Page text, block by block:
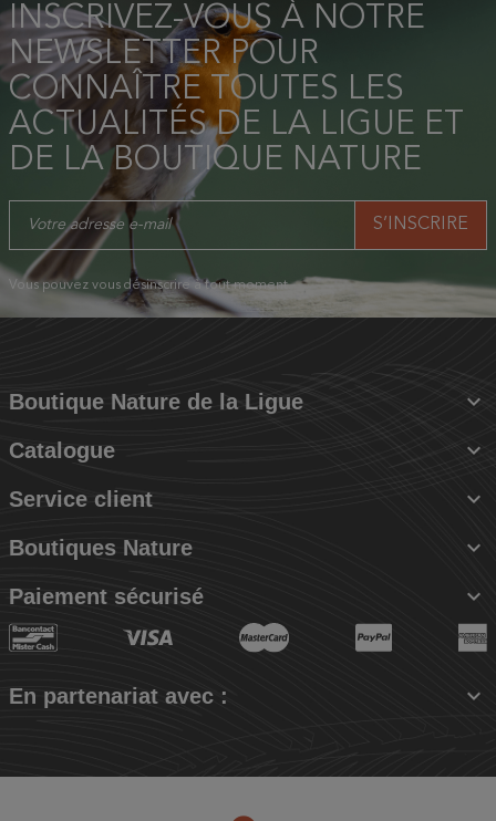
INSCRIVEZ-VOUS À NOTRE
NEWSLETTER POUR
CONNAÎTRE TOUTES LES
ACTUALITÉS DE LA LIGUE ET
DE LA BOUTIQUE NATURE
Vous pouvez vous désinscrire à tout moment.
Boutique Nature de la Ligue 
Catalogue 
Service client 
Boutiques Nature 
Paiement sécurisé 
En partenariat avec : 